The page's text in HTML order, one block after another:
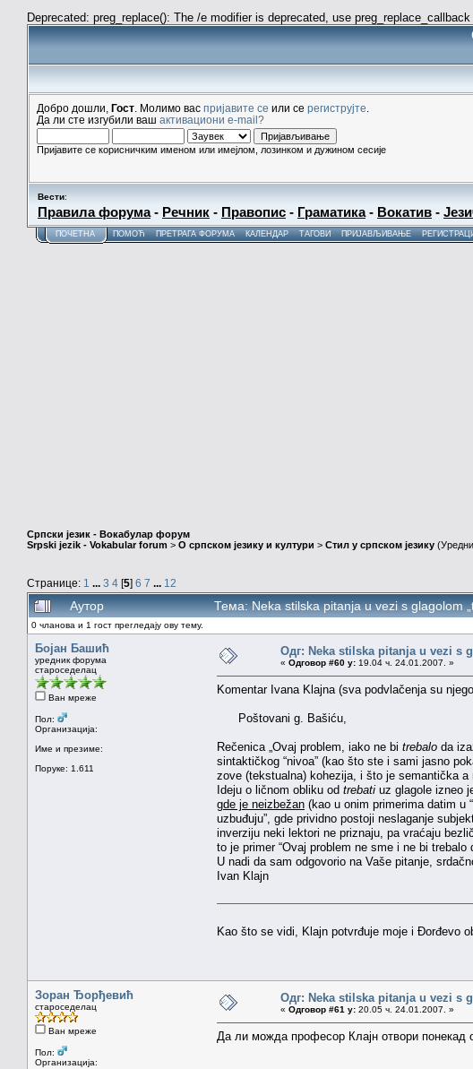
Deprecated: preg_replace(): The /e modifier is deprecated, use
Добро дошли, Гост . Молимо вас пријавите се или се региструјте
Да ли сте изгубили ваш активациони e-mail?
Пријавите се корисничким именом или имејлом, лозинком и дужином сесије
Вести:
Правила форума- Речник - Правопис - Граматика- Вокатив -
ПОЧЕТНА ПОМОЋ ПРЕТРАГА ФОРУМА КАЛЕНДАР ТАГОВИ ПРИЈАВЉИВАЊЕ
Српски језик - Вокабулар форум
Srpski jezik - Vokabular forum > О српском језику и култури > Стил у српском језику
Странице: 1 ... 3 4 [5] 6 7 ... 12
Аутор Тема: Neka stilska pitanja u vezi s glagolom
0 чланова и 1 гост прегледају ову тему.
Бојан Башић
уредник форума
староседелац
Ван мреже
Пол:
Организација:
Име и презиме:
Поруке: 1.611
Одг: Neka stilska pitanja u vezi s
« Одговор #60 у: 19.04 ч. 24.01.2007. »
Komentar Ivana Klajna (sva podvlačenja su
Poštovani g. Bašiću,
Rečenica „Ovaj problem, iako ne bi trebalo da
sintaktičkog “nivoa” (kao što ste i sami jasno
zove (tekstualna) kohezija, i što je semantička a
Ideju o ličnom obliku od trebati uz glagole izneo
gde je neizbežan (kao u onim primerima datim u
uzbuđuju”, gde prividno postoji neslaganje
inverziju neki lektori ne priznaju, pa vraćaju
to je primer “Ovaj problem ne sme i ne bi trebalo
U nadi da sam odgovorio na Vaše pitanje,
Ivan Klajn
Kao što se vidi, Klajn potvrđuje moje i Đorđevo
Зоран Ђорђевић
староседелац
Ван мреже
Пол:
Организација:
Одг: Neka stilska pitanja u vezi s
« Одговор #61 у: 20.05 ч. 24.01.2007. »
Да ли можда професор Клајн отвори